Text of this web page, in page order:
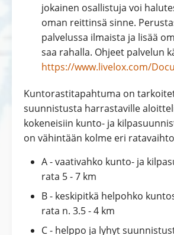
jokainen osallistuja voi
oman reittinsä sinne.
palvelussa ilmaista ja lisää
saa rahalla. Ohjeet palvelun
https://www.livelox.com/
Kuntorastitapahtuma on
suunnistusta harrastaville
kokeneisiin kunto- ja
on vähintään kolme eri
A - vaativahko kunto- ja
rata 5 - 7 km
B - keskipitkä helpohko
rata n. 3.5 - 4 km
C - helppo ja lyhyt